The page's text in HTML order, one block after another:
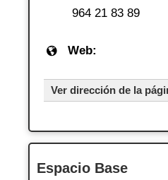
964 21 83 89
Web:
Ver dirección de la
Espacio Base